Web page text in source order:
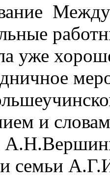
уже
и
и семьи